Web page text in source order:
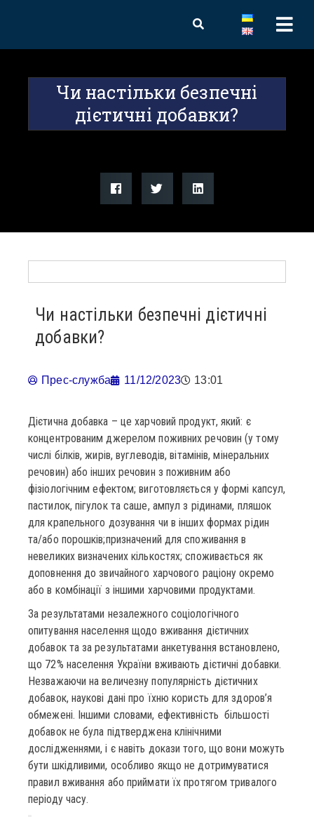
Чи настільки безпечні
дієтичні добавки?
Чи настільки безпечні дієтичні
добавки?
Прес-служба 11/12/2023 13:01
Дієтична добавка – це харчовий продукт, який: є
концентрованим джерелом поживних речовин (у тому
числі білків, жирів, вуглеводів, вітамінів, мінеральних
речовин) або інших речовин з поживним або
фізіологічним ефектом; виготовляється у формі капсул,
пастилок, пігулок та саше, ампул з рідинами, пляшок
для крапельного дозування чи в інших формах рідин
та/або порошків;призначений для споживання в
невеликих визначених кількостях; споживається як
доповнення до звичайного харчового раціону окремо
або в комбінації з іншими харчовими продуктами.
За результатами незалежного соціологічного
опитування населення щодо вживання дієтичних
добавок та за результатами анкетування встановлено,
що 72% населення України вживають дієтичні добавки.
Незважаючи на величезну популярність дієтичних
добавок, наукові дані про їхню користь для здоров’я
обмежені. Іншими словами, ефективність більшості
добавок не була підтверджена клінічними
дослідженнями, і є навіть докази того, що вони можуть
бути шкідливими, особливо якщо не дотримуватися
правил вживання або приймати їх протягом тривалого
періоду часу.